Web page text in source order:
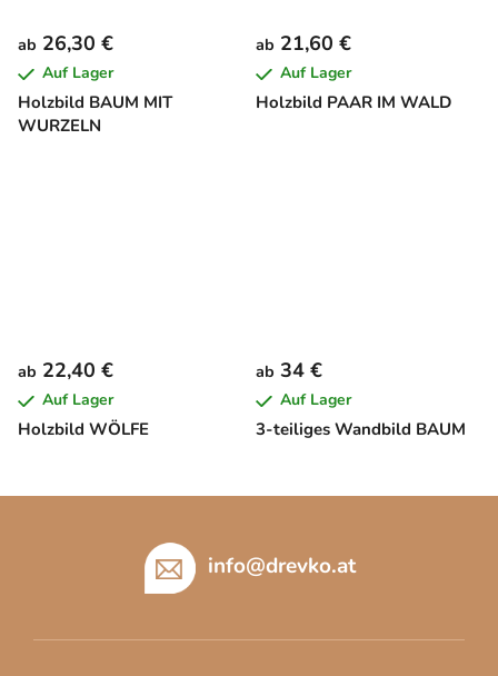
Holzbild BAUM MIT
WURZELN
ab 26,30 €
Auf Lager
Holzbild PAAR IM WALD
ab 21,60 €
Auf Lager
Holzbild WÖLFE
ab 22,40 €
Auf Lager
3-teiliges Wandbild BAUM
ab 34 €
Auf Lager
info@drevko.at